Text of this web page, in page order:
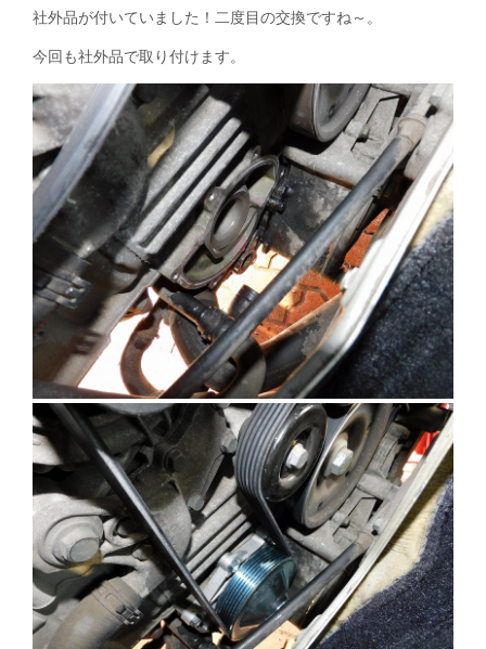
社外品が付いていました！二度目の交換ですね～。
今回も社外品で取り付けます。